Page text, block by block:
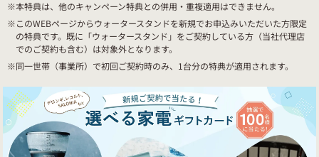
※本特典は、他のキャンペーン特典との併用・重複適用はできません。
※このWEBページからウォータースタンドを新規でお申込みいただいた方限定
の特典です。既に「ウォータースタンド」をご契約している方（当社代理店
でのご契約も含む）は対象外となります。
※同一世帯（事業所）で初回ご契約時のみ、1台分の特典が適用されます。